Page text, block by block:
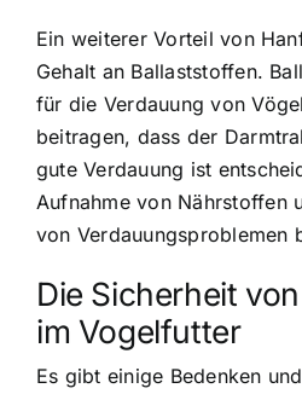
Ein weiterer Vorteil von
Gehalt an Ballaststoffen.
für die Verdauung von
beitragen, dass der
gute Verdauung ist
Aufnahme von Nährstoffen
von Verdauungsproblemen
Die Sicherheit
im Vogelfutter
Es gibt einige Bedenken